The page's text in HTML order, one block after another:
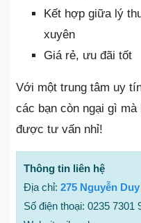
Kết hợp giữa lý
xuyên
Giá rẻ, ưu đãi tốt
Với một trung tâm uy
các bạn còn ngại gì
được tư vấn nhỉ!
Thông tin liên hệ
Địa chỉ: 275 Nguyễn
Số điện thoại: 0235 7301